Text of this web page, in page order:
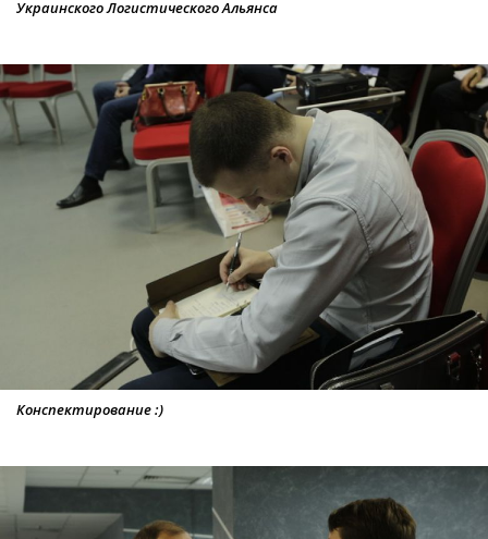
Украинского Логистического Альянса
Конспектирование :)